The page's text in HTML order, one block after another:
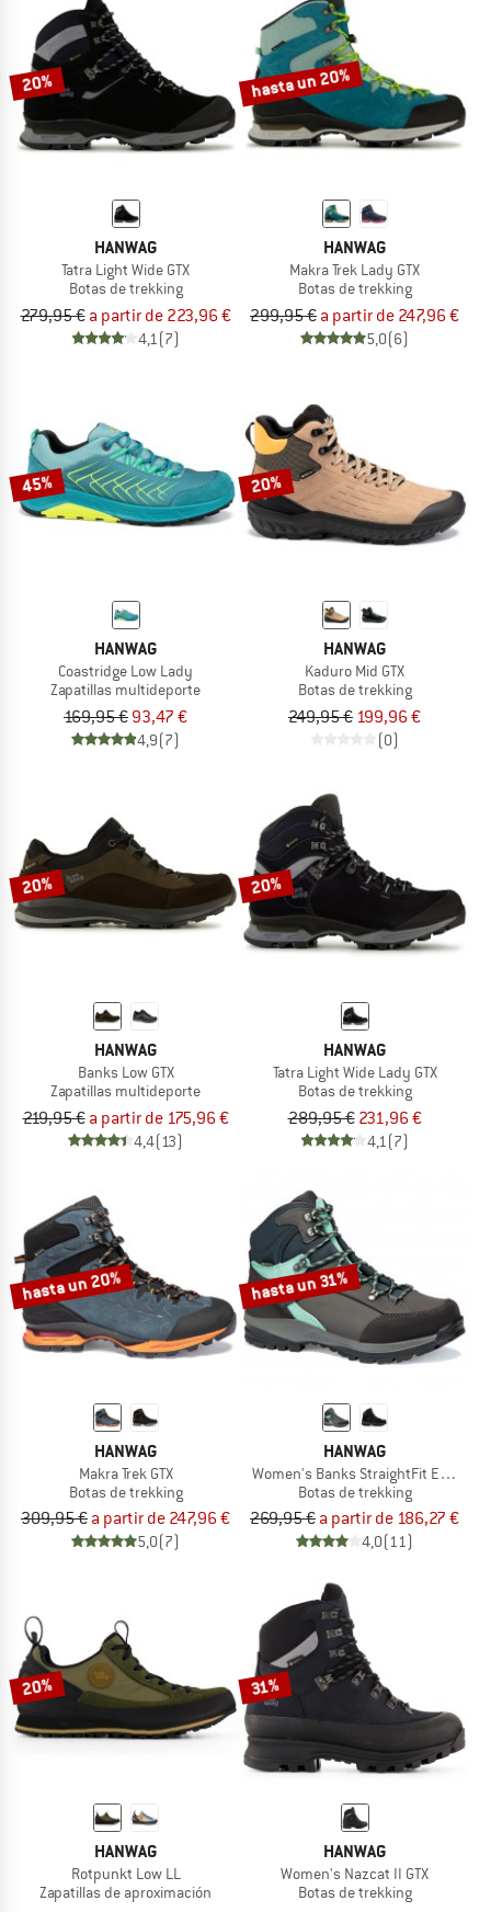
20%
HANWAG
Tatra Light Wide GTX
Botas de trekking
279,95 € a partir de 223,96 €
4,1(7)
hasta un 20%
HANWAG
Makra Trek Lady GTX
Botas de trekking
299,95 € a partir de 247,96 €
5,0(6)
45%
HANWAG
Coastridge Low Lady
Zapatillas multideporte
169,95 € 93,47 €
4,9(7)
20%
HANWAG
Kaduro Mid GTX
Botas de trekking
249,95 € 199,96 €
(0)
20%
HANWAG
Banks Low GTX
Zapatillas multideporte
219,95 € a partir de 175,96 €
4,4(13)
20%
HANWAG
Tatra Light Wide Lady GTX
Botas de trekking
289,95 € 231,96 €
4,1 (7)
hasta un 20%
HANWAG
Makra Trek GTX
Botas de trekking
309,95 € a partir de 247,96 €
5,0(7)
hasta un 31%
HANWAG
Women's Banks StraightFit Extra GTX
Botas de trekking
269,95 € a partir de 186,27 €
4,0(11)
20%
HANWAG
Rotpunkt Low LL
Zapatillas de aproximación
31%
HANWAG
Women's Nazcat II GTX
Botas de trekking